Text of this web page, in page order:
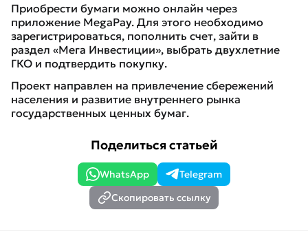
Приобрести бумаги можно онлайн через
приложение MegaPay. Для этого необходимо
зарегистрироваться, пополнить счет, зайти в
раздел «Мега Инвестиции», выбрать двухлетние
ГКО и подтвердить покупку.
Проект направлен на привлечение сбережений
населения и развитие внутреннего рынка
государственных ценных бумаг.
Поделиться статьей
WhatsApp
Telegram
Скопировать ссылку